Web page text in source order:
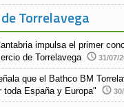
Torrelavega
impulsa el primer
de Torrelavega
31/07/
que el Bathco BM
toda España y Europa"